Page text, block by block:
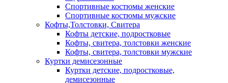
Спортивные костюмы женские
Спортивные костюмы мужские
Кофты,Толстовки, Свитера
Кофты детские, подростковые
Кофты, свитера, толстовки женские
Кофты, свитера, толстовки мужские
Куртки демисезонные
Куртки детские, подростковые,
демисезонные